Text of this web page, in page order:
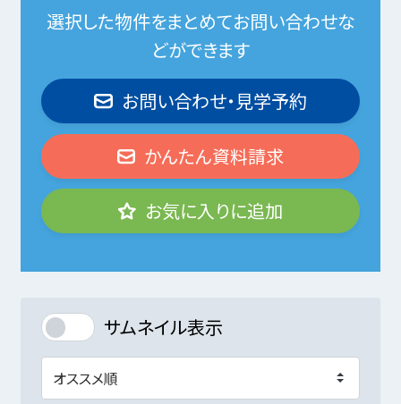
選択した物件をまとめてお問い合わせな
どができます
お問い合わせ・見学予約
かんたん資料請求
お気に入りに追加
サムネイル表示